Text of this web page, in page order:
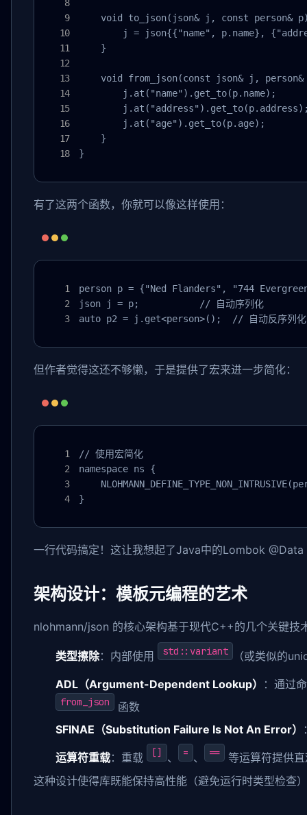
void to_json(json& j, const person&
j = json{{"name", p.name},
    }
void from_json(const json& j, person&
        j.at("name").get_to(p.name);
        j.at("age").get_to(p.age);
    }
}
有了这两个函数，你就可以像这样使用：
person p = {"Ned Flanders", "744
json j = p;           // 自动序列化
auto p2 = j.get<person>();  // 自动反序列化
但作者觉得这还不够懒，于是提供了宏来进一步简化：
// 使用宏简化
namespace ns {
}
一行代码搞定！这让我想起了Java中的Lombok
架构设计：模板元编程的艺术
nlohmann/json 的核心架构基于现代C++的几个关键技
类型擦除：内部使用 std::variant （或类似的
ADL（Argument-Dependent Lookup） ：通过
from_json
函数
SFINAE（Substitution Failure Is Not An Error）
运算符重载：重载 [] 、 = 、 ==
等运算符提供
这种设计使得库既能保持高性能（避免运行时类型检查